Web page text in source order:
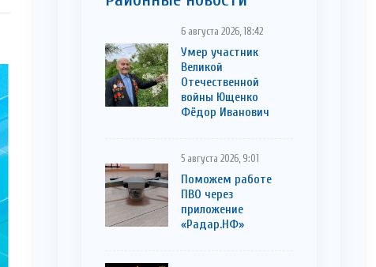
6 августа 2026, 18:42
Умер участник
Великой
Отечественной
войны Ющенко
Фёдор Иванович
5 августа 2026, 9:01
Поможем работе
ПВО через
приложение
«Радар.НФ»